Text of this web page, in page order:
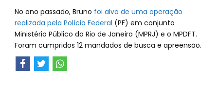
No ano passado, Bruno foi alvo de uma operação
realizada pela Polícia Federal (PF) em conjunto
Ministério Público do Rio de Janeiro (MPRJ) e o MPDFT.
Foram cumpridos 12 mandados de busca e apreensão.